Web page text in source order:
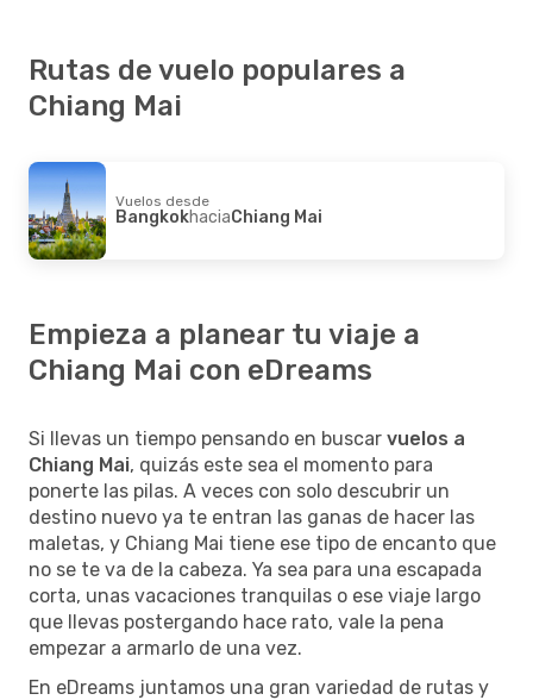
Rutas de vuelo populares a
Chiang Mai
Vuelos desde
BangkokhaciaChiang Mai
Empieza a planear tu viaje a
Chiang Mai con eDreams
Si llevas un tiempo pensando en buscar vuelos a
Chiang Mai, quizás este sea el momento para
ponerte las pilas. A veces con solo descubrir un
destino nuevo ya te entran las ganas de hacer las
maletas, y Chiang Mai tiene ese tipo de encanto que
no se te va de la cabeza. Ya sea para una escapada
corta, unas vacaciones tranquilas o ese viaje largo
que llevas postergando hace rato, vale la pena
empezar a armarlo de una vez.
En eDreams juntamos una gran variedad de rutas y